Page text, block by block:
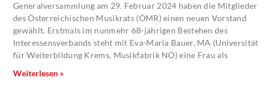
Generalversammlung am 29. Februar 2024 haben die Mitglieder
des Österreichischen Musikrats (ÖMR) einen neuen Vorstand
gewählt. Erstmals im nunmehr 68-jährigen Bestehen des
Interessensverbands steht mit Eva-Maria Bauer, MA (Universität
für Weiterbildung Krems, Musikfabrik NÖ) eine Frau als
Weiterlesen »